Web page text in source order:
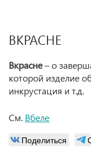
ВКРАСНЕ
Вкрасне– о
которой изделие
инкрустация и т.д.
См. Вбеле
Поделиться